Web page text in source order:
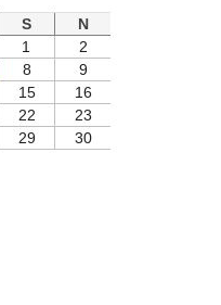
S
N
1
2
8
9
15
16
22
23
29
30